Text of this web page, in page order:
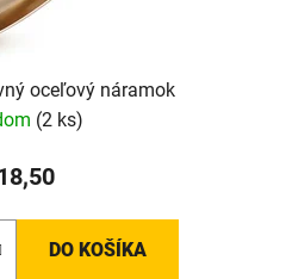
oceľový náramok
(2 ks)
DO KOŠÍKA